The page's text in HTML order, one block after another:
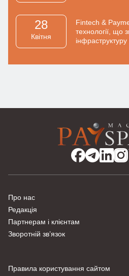
28
Квiтня
Fintech &
технології, що
інфраструктуру
Про нас
Редакція
Партнерам і клієнтам
Зворотній зв’язок
Правила користування сайтом